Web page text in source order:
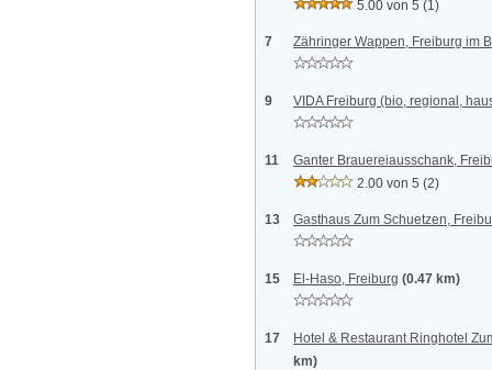
5.00 von 5 (1)
7 Zähringer Wappen, Freiburg im
9 VIDA Freiburg (bio, regional,
11
Ganter Brauereiausschank,
2.00 von 5 (2)
13 Gasthaus Zum Schuetzen,
15 El-Haso, Freiburg (0.47 km)
17
Hotel & Restaurant Ringhotel
km)